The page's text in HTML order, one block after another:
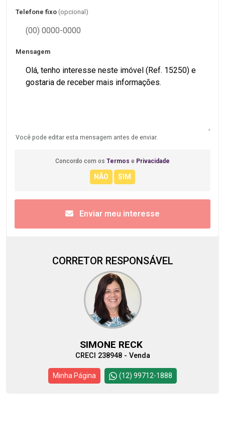
Telefone fixo (opcional)
Mensagem
Você pode editar esta mensagem antes de enviar.
Concordo com os Termos e Privacidade
Enviar meu interesse
CORRETOR RESPONSÁVEL
SIMONE RECK
CRECI 238948 - Venda
Minha Página (12) 99712-1888